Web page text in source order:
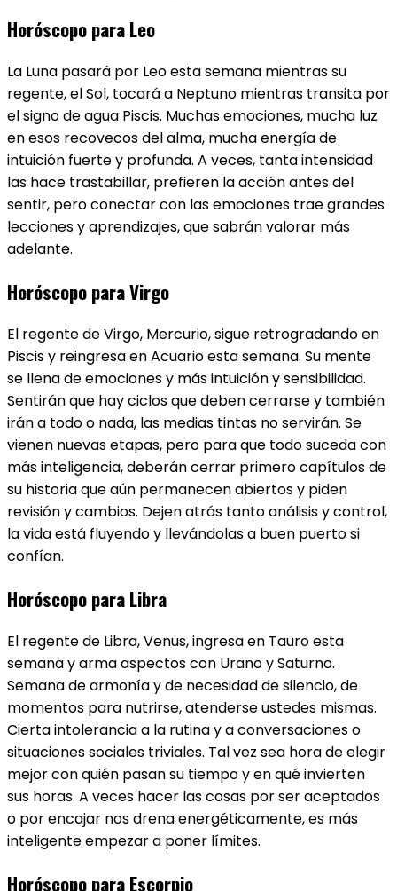
Horóscopo para Leo
La Luna pasará por Leo ​esta semana mientras su
regente, el Sol, tocará a Neptuno mientras transita por
el signo de agua Piscis. Muchas emociones, mucha luz
en esos recovecos del alma, mucha energía de
intuición fuerte y profunda. A veces, tanta intensidad
las hace trastabillar, prefieren la acción antes del
sentir, pero conectar con las emociones trae grandes
lecciones y aprendizajes, que sabrán valorar más
adelante.
Horóscopo para Virgo
El regente de Virgo​, Mercurio, sigue retrogradando en
Piscis y reingresa en Acuario esta semana. Su mente
se llena de emociones y más intuición y sensibilidad.
Sentirán que hay ciclos que deben cerrarse y también
irán a todo o nada, las medias tintas no servirán. Se
vienen nuevas etapas, pero para que todo suceda con
más inteligencia, deberán cerrar primero capítulos de
su historia que aún permanecen abiertos y piden
revisión y cambios. Dejen atrás tanto análisis y control,
la vida está fluyendo y llevándolas a buen puerto si
confían.
Horóscopo para Libra
El regente de Libra​, Venus, ingresa en Tauro esta
semana y arma aspectos con Urano y Saturno.
Semana de armonía y de necesidad de silencio, de
momentos para nutrirse, atenderse ustedes mismas.
Cierta intolerancia a la rutina y a conversaciones o
situaciones sociales triviales. Tal vez sea hora de elegir
mejor con quién pasan su tiempo y en qué invierten
sus horas. A veces hacer las cosas por ser aceptados
o por encajar nos drena energéticamente, es más
inteligente empezar a poner límites.
Horóscopo para Escorpio